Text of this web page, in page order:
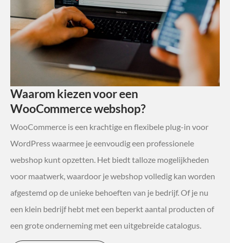
Waarom kiezen voor een
WooCommerce webshop?
WooCommerce is een krachtige en flexibele plug-in voor
WordPress waarmee je eenvoudig een professionele
webshop kunt opzetten. Het biedt talloze mogelijkheden
voor maatwerk, waardoor je webshop volledig kan worden
afgestemd op de unieke behoeften van je bedrijf. Of je nu
een klein bedrijf hebt met een beperkt aantal producten of
een grote onderneming met een uitgebreide catalogus.